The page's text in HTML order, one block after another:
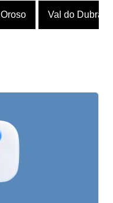
Oroso Val do Dubra